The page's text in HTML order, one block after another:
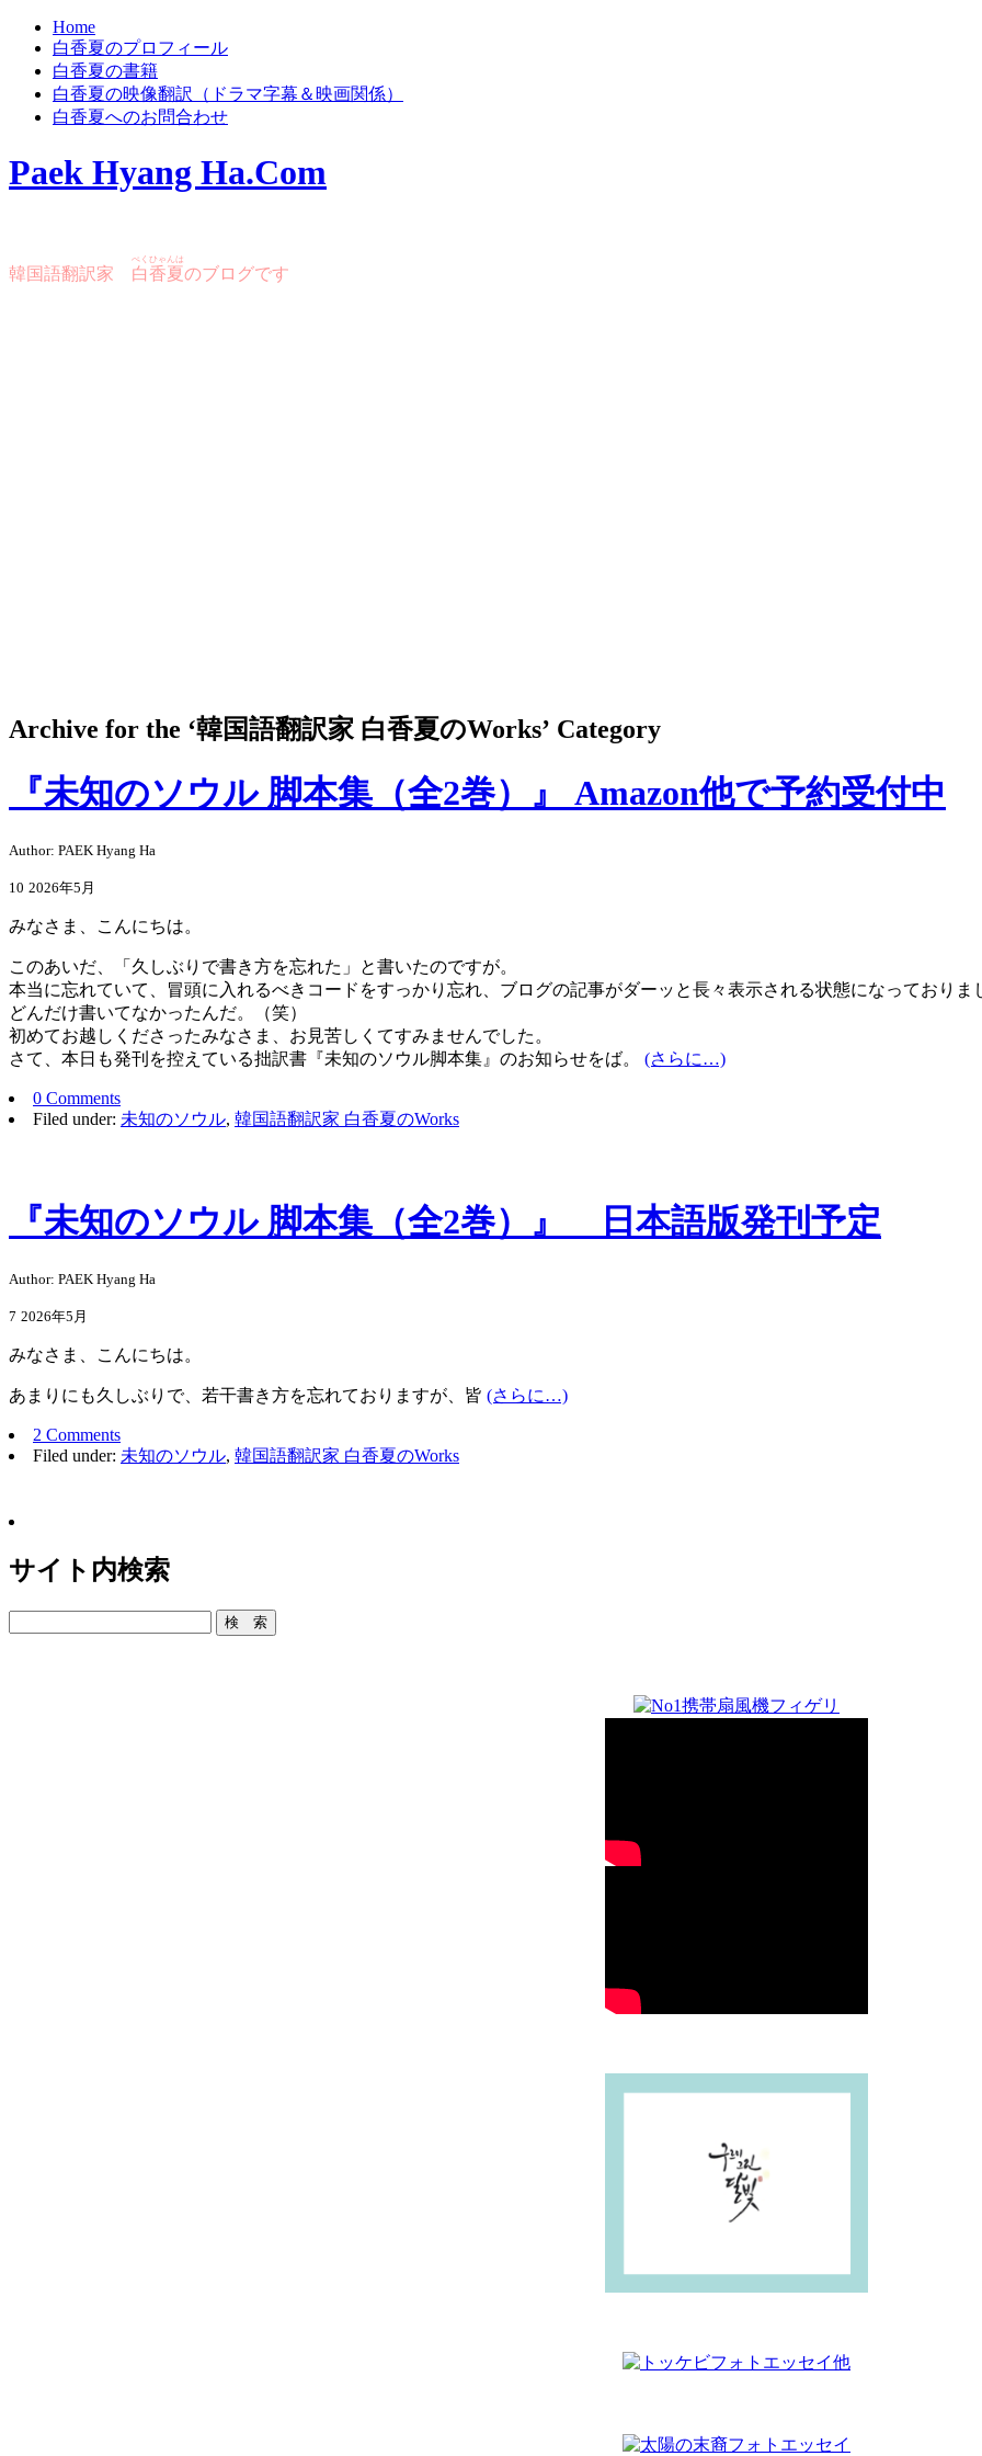
Home
白香夏のプロフィール
白香夏の書籍
白香夏の映像翻訳（ドラマ字幕＆映画関係）
白香夏へのお問合わせ
Paek Hyang Ha.Com
韓国語翻訳家 白香夏
ぺくひゃんは
のブログです
Archive for the ‘韓国語翻訳家 白香夏のWorks’ Category
『未知のソウル 脚本集（全2巻）』 Amazon他で予約受付中
Author: PAEK Hyang Ha
10 2026年5月
みなさま、こんにちは。
このあいだ、「久しぶりで書き方を忘れた」と書いたのですが。
本当に忘れていて、冒頭に入れるべきコードをすっかり忘れ、ブログの記事がダーッと長々表示される状態になっておりま
どんだけ書いてなかったんだ。（笑）
初めてお越しくださったみなさま、お見苦しくてすみませんでした。
さて、本日も発刊を控えている拙訳書『未知のソウル脚本集』のお知らせをば。 (さらに…)
0 Comments
Filed under: 未知のソウル, 韓国語翻訳家 白香夏のWorks
『未知のソウル 脚本集（全2巻）』 日本語版発刊予定
Author: PAEK Hyang Ha
7 2026年5月
みなさま、こんにちは。
あまりにも久しぶりで、若干書き方を忘れておりますが、皆 (さらに…)
2 Comments
Filed under: 未知のソウル, 韓国語翻訳家 白香夏のWorks
サイト内検索